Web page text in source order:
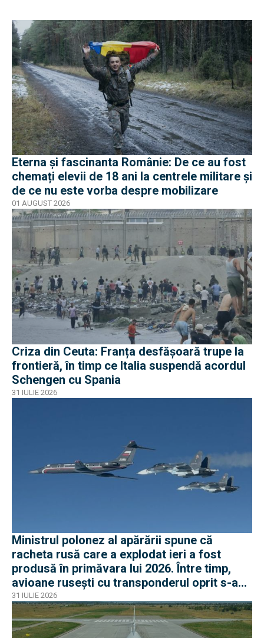
Eterna și fascinanta Românie: De ce au fost
chemați elevii de 18 ani la centrele militare și
de ce nu este vorba despre mobilizare
01 AUGUST 2026
Criza din Ceuta: Franța desfășoară trupe la
frontieră, în timp ce Italia suspendă acordul
Schengen cu Spania
31 IULIE 2026
Ministrul polonez al apărării spune că
racheta rusă care a explodat ieri a fost
produsă în primăvara lui 2026. Între timp,
avioane rusești cu transponderul oprit s-au
apropiat de frontiera Poloniei
31 IULIE 2026